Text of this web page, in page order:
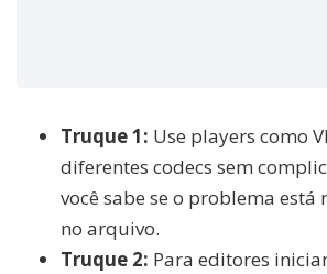
Truque 1: Use players como
diferentes codecs sem
você sabe se o problema está
no arquivo.
Truque 2: Para editores